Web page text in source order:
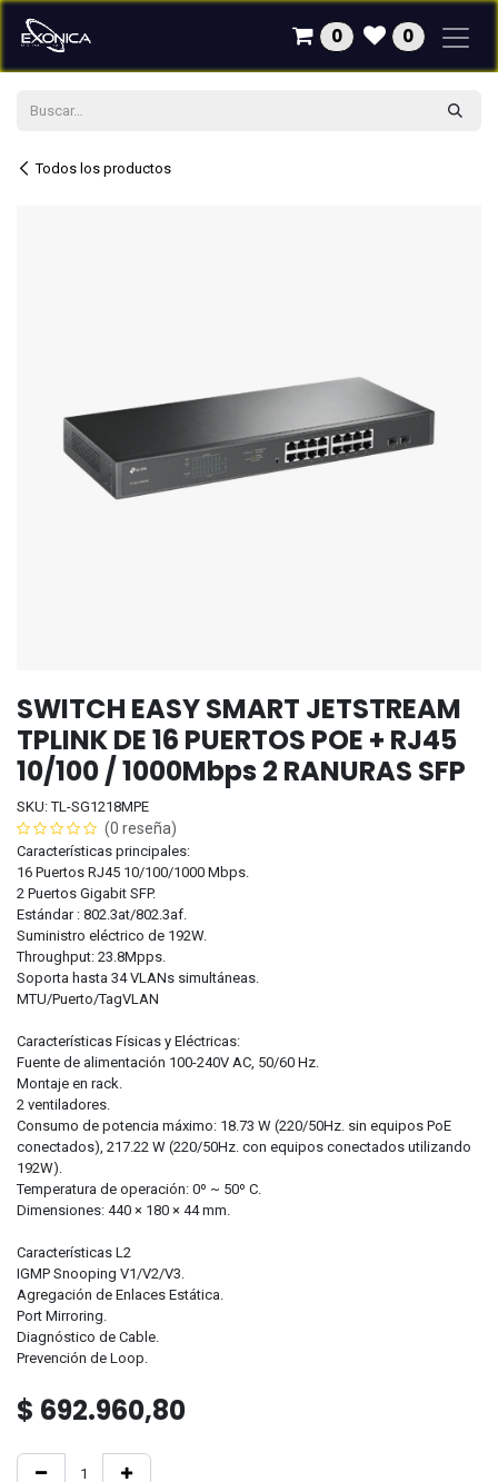
Ir al contenido
0 0
Todos los productos
SWITCH EASY SMART JETSTREAM
TPLINK DE 16 PUERTOS POE + RJ45
10/100 / 1000Mbps 2 RANURAS SFP
SKU: TL-SG1218MPE
(0 reseña)
Características principales:
16 Puertos RJ45 10/100/1000 Mbps.
2 Puertos Gigabit SFP.
Estándar : 802.3at/802.3af.
Suministro eléctrico de 192W.
Throughput: 23.8Mpps.
Soporta hasta 34 VLANs simultáneas.
MTU/Puerto/TagVLAN
Características Físicas y Eléctricas:
Fuente de alimentación 100-240V AC, 50/60 Hz.
Montaje en rack.
2 ventiladores.
Consumo de potencia máximo: 18.73 W (220/50Hz. sin equipos PoE
conectados), 217.22 W (220/50Hz. con equipos conectados utilizando
192W).
Temperatura de operación: 0º ~ 50º C.
Dimensiones: 440 × 180 × 44 mm.
Características L2
IGMP Snooping V1/V2/V3.
Agregación de Enlaces Estática.
Port Mirroring.
Diagnóstico de Cable.
Prevención de Loop.
$ 692.960,80